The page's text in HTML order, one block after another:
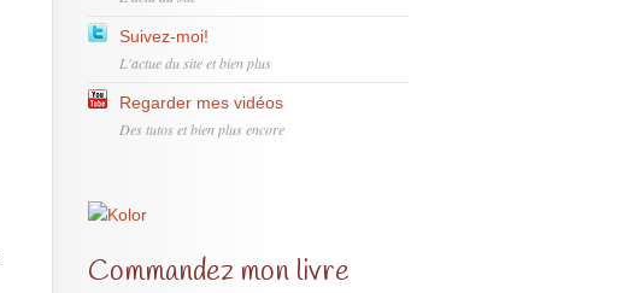
Suivez-moi!
L'actue du site et bien plus
Regarder mes vidéos
Des tutos et bien plus encore
Commandez mon livre